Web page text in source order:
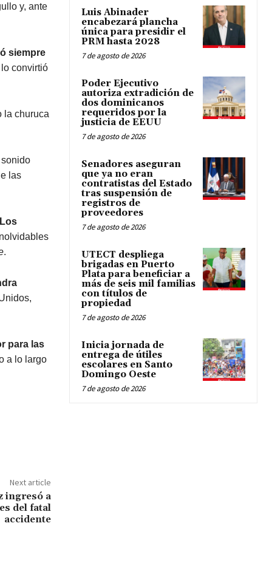
y, ante
siempre
convirtió
la churuca
las
.
para las
a lo largo
Next article
ingresó a
del fatal
accidente
Luis Abinader
encabezará plancha
única para presidir el
PRM hasta 2028
7 de agosto de 2026
Poder Ejecutivo
autoriza extradición de
dos dominicanos
requeridos por la
justicia de EEUU
7 de agosto de 2026
Senadores aseguran
que ya no eran
contratistas del Estado
tras suspensión de
registros de
proveedores
7 de agosto de 2026
UTECT despliega
brigadas en Puerto
Plata para beneficiar a
más de seis mil familias
con títulos de
propiedad
7 de agosto de 2026
Inicia jornada de
entrega de útiles
escolares en Santo
Domingo Oeste
7 de agosto de 2026